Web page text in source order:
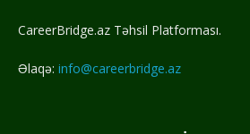
CareerBridge.az Təhsil Platforması.
Əlaqə: info@careerbridge.az